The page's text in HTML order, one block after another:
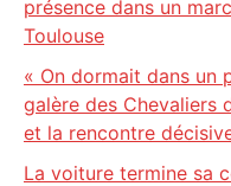
présence dans un
Toulouse
« On dormait dans un
galère des Chevaliers
et la rencontre
La voiture termine sa